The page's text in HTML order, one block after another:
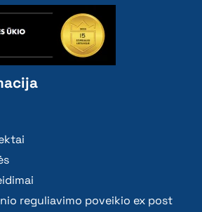
reguliavimo poveikio ex post